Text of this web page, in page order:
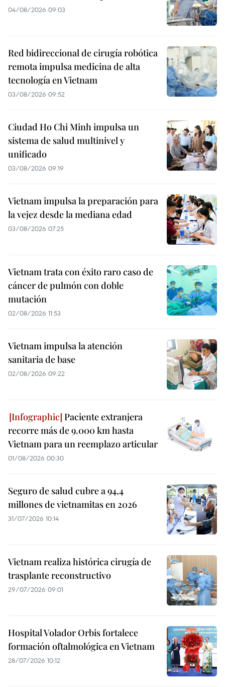
04/08/2026 09:03
Red bidireccional de cirugía robótica
remota impulsa medicina de alta
tecnología en Vietnam
03/08/2026 09:52
Ciudad Ho Chi Minh impulsa un
sistema de salud multinivel y
unificado
03/08/2026 09:19
Vietnam impulsa la preparación para
la vejez desde la mediana edad
03/08/2026 07:25
Vietnam trata con éxito raro caso de
cáncer de pulmón con doble
mutación
02/08/2026 11:53
Vietnam impulsa la atención
sanitaria de base
02/08/2026 09:22
Paciente extranjera
recorre más de 9.000 km hasta
Vietnam para un reemplazo articular
01/08/2026 00:30
Seguro de salud cubre a 94,4
millones de vietnamitas en 2026
31/07/2026 10:14
Vietnam realiza histórica cirugía de
trasplante reconstructivo
29/07/2026 09:01
Hospital Volador Orbis fortalece
formación oftalmológica en Vietnam
28/07/2026 10:12